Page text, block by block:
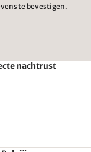
te bevestigen.
nachtrust